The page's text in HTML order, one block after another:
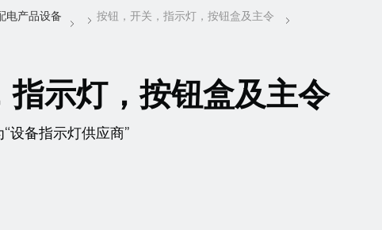
指示灯，按钮盒及主令
设备指示灯供应商”